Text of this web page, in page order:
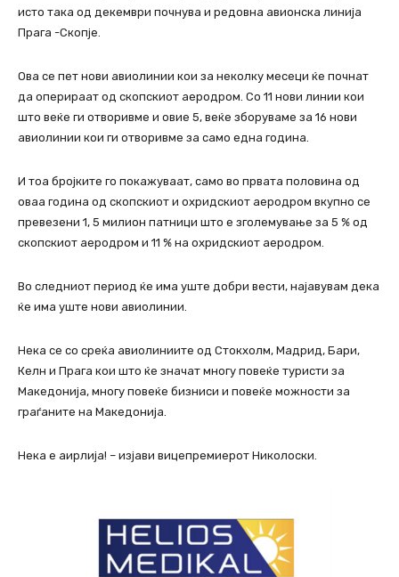
исто така од декември почнува и редовна авионска линија
Прага -Скопје.
Ова се пет нови авиолинии кои за неколку месеци ќе почнат
да оперираат од скопскиот аеродром. Со 11 нови линии кои
што веќе ги отворивме и овие 5, веќе зборуваме за 16 нови
авиолинии кои ги отворивме за само една година.
И тоа бројките го покажуваат, само во првата половина од
оваа година од скопскиот и охридскиот аеродром вкупно се
превезени 1, 5 милион патници што е зголемување за 5 % од
скопскиот аеродром и 11 % на охридскиот аеродром.
Во следниот период ќе има уште добри вести, најавувам дека
ќе има уште нови авиолинии.
Нека се со среќа авиолиниите од Стокхолм, Мадрид, Бари,
Келн и Прага кои што ќе значат многу повеќе туристи за
Македонија, многу повеќе бизниси и повеќе можности за
граѓаните на Македонија.
Нека е аирлија! – изјави вицепремиерот Николоски.